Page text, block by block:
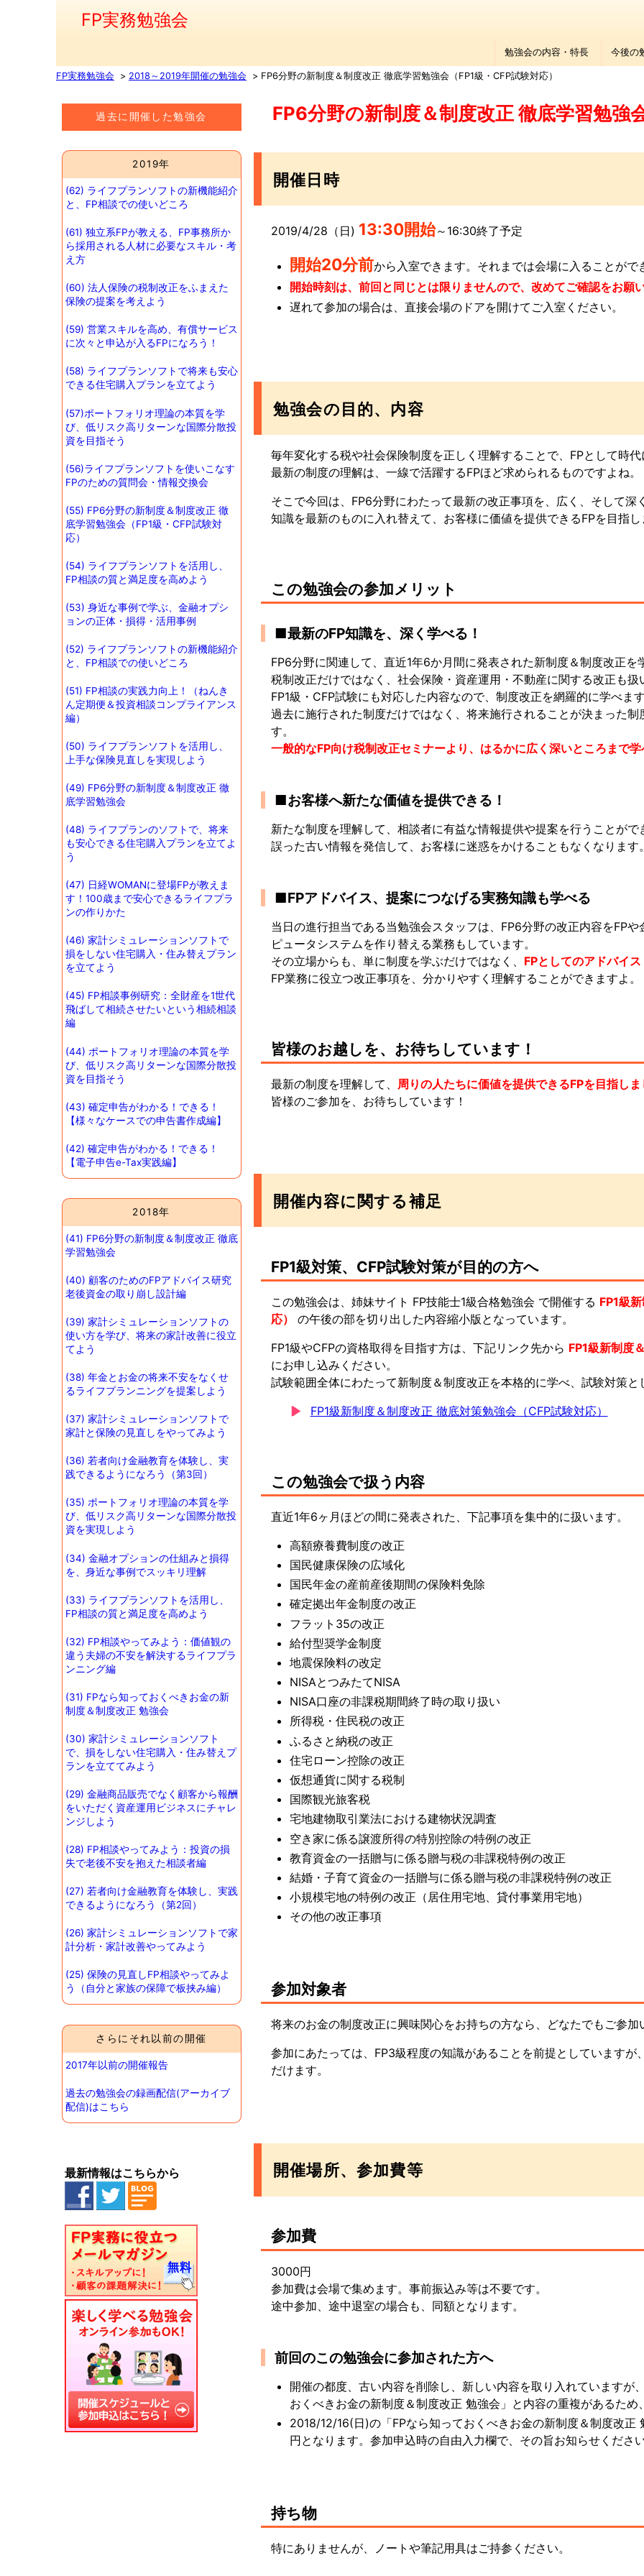
FP実務勉強会
勉強会の内容・特長 今後の
FP実務勉強会 2018～2019年開催の勉強会 FP6分野の新制度＆制度改正 徹底学習勉強会（FP1級・CFP試験対応）
過去に開催した勉強会
2019年
(62) ライフプランソフトの新機能紹介
と、FP相談での使いどころ
(61) 独立系FPが教える、FP事務所か
ら採用される人材に必要なスキル・考
え方
(60) 法人保険の税制改正をふまえた
保険の提案を考えよう
(59) 営業スキルを高め、有償サービス
に次々と申込が入るFPになろう！
(58) ライフプランソフトで将来も安心
できる住宅購入プランを立てよう
(57)ポートフォリオ理論の本質を学
び、低リスク高リターンな国際分散投
資を目指そう
(56)ライフプランソフトを使いこなす
FPのための質問会・情報交換会
(55) FP6分野の新制度＆制度改正 徹
底学習勉強会（FP1級・CFP試験対
応）
(54) ライフプランソフトを活用し、
FP相談の質と満足度を高めよう
(53) 身近な事例で学ぶ、金融オプシ
ョンの正体・損得・活用事例
(52) ライフプランソフトの新機能紹介
と、FP相談での使いどころ
(51) FP相談の実践力向上！（ねんき
ん定期便＆投資相談コンプライアンス
編）
(50) ライフプランソフトを活用し、
上手な保険見直しを実現しよう
(49) FP6分野の新制度＆制度改正 徹
底学習勉強会
(48) ライフプランのソフトで、将来
も安心できる住宅購入プランを立てよ
う
(47) 日経WOMANに登場FPが教えま
す！100歳まで安心できるライフプラ
ンの作りかた
(46) 家計シミュレーションソフトで
損をしない住宅購入・住み替えプラン
を立てよう
(45) FP相談事例研究：全財産を1世代
飛ばして相続させたいという相続相談
編
(44) ポートフォリオ理論の本質を学
び、低リスク高リターンな国際分散投
資を目指そう
(43) 確定申告がわかる！できる！
【様々なケースでの申告書作成編】
(42) 確定申告がわかる！できる！
【電子申告e-Tax実践編】
2018年
(41) FP6分野の新制度＆制度改正 徹底
学習勉強会
(40) 顧客のためのFPアドバイス研究
老後資金の取り崩し設計編
(39) 家計シミュレーションソフトの
使い方を学び、将来の家計改善に役立
てよう
(38) 年金とお金の将来不安をなくせ
るライフプランニングを提案しよう
(37) 家計シミュレーションソフトで
家計と保険の見直しをやってみよう
(36) 若者向け金融教育を体験し、実
践できるようになろう（第3回）
(35) ポートフォリオ理論の本質を学
び、低リスク高リターンな国際分散投
資を実現しよう
(34) 金融オプションの仕組みと損得
を、身近な事例でスッキリ理解
(33) ライフプランソフトを活用し、
FP相談の質と満足度を高めよう
(32) FP相談やってみよう：価値観の
違う夫婦の不安を解決するライフプラ
ンニング編
(31) FPなら知っておくべきお金の新
制度＆制度改正 勉強会
(30) 家計シミュレーションソフト
で、損をしない住宅購入・住み替えプ
ランを立ててみよう
(29) 金融商品販売でなく顧客から報酬
をいただく資産運用ビジネスにチャレ
ンジしよう
(28) FP相談やってみよう：投資の損
失で老後不安を抱えた相談者編
(27) 若者向け金融教育を体験し、実践
できるようになろう（第2回）
(26) 家計シミュレーションソフトで家
計分析・家計改善やってみよう
(25) 保険の見直しFP相談やってみよ
う（自分と家族の保障で板挟み編）
さらにそれ以前の開催
2017年以前の開催報告
過去の勉強会の録画配信(アーカイブ
配信)はこちら
最新情報はこちらから
FP6分野の新制度＆制度改正 徹底学習勉強
開催日時
2019/4/28（日) 13:30開始～16:30終了予定
開始20分前から入室できます。それまでは会場に入ることがで
開始時刻は、前回と同じとは限りませんので、改めてご確認をお願
遅れて参加の場合は、直接会場のドアを開けてご入室ください。
勉強会の目的、内容
毎年変化する税や社会保険制度を正しく理解することで、FPとして時
最新の制度の理解は、一線で活躍するFPほど求められるものですよね。
そこで今回は、FP6分野にわたって最新の改正事項を、広く、そして深
知識を最新のものに入れ替えて、お客様に価値を提供できるFPを目指
この勉強会の参加メリット
■最新のFP知識を、深く学べる！
FP6分野に関連して、直近1年6か月間に発表された新制度＆制度改正を
税制改正だけではなく、社会保険・資産運用・不動産に関する改正も扱
FP1級・CFP試験にも対応した内容なので、制度改正を網羅的に学べま
過去に施行された制度だけではなく、将来施行されることが決まった
す。
一般的なFP向け税制改正セミナーより、はるかに広く深いところまで学
■お客様へ新たな価値を提供できる！
新たな制度を理解して、相談者に有益な情報提供や提案を行うことがで
誤った古い情報を発信して、お客様に迷惑をかけることもなくなります
■FPアドバイス、提案につなげる実務知識も学べる
当日の進行担当である当勉強会スタッフは、FP6分野の改正内容をFP
ピュータシステムを作り替える業務もしています。
その立場からも、単に制度を学ぶだけではなく、 FPとしてのアドバイ
FP業務に役立つ改正事項を、分かりやすく理解することができますよ。
皆様のお越しを、お待ちしています！
最新の制度を理解して、 周りの人たちに価値を提供できるFPを目指し
皆様のご参加を、お待ちしています！
開催内容に関する補足
FP1級対策、CFP試験対策が目的の方へ
この勉強会は、姉妹サイト FP技能士1級合格勉強会 で開催する FP1級
応）
の午後の部を切り出した内容縮小版となっています。
FP1級やCFPの資格取得を目指す方は、下記リンク先から FP1級新制度
にお申し込みください。
試験範囲全体にわたって新制度＆制度改正を本格的に学べ、試験対策
FP1級新制度＆制度改正 徹底対策勉強会（CFP試験対応）
この勉強会で扱う内容
直近1年6ヶ月ほどの間に発表された、下記事項を集中的に扱います。
高額療養費制度の改正
国民健康保険の広域化
国民年金の産前産後期間の保険料免除
確定拠出年金制度の改正
フラット35の改正
給付型奨学金制度
地震保険料の改定
NISAとつみたてNISA
NISA口座の非課税期間終了時の取り扱い
所得税・住民税の改正
ふるさと納税の改正
住宅ローン控除の改正
仮想通貨に関する税制
国際観光旅客税
宅地建物取引業法における建物状況調査
空き家に係る譲渡所得の特別控除の特例の改正
教育資金の一括贈与に係る贈与税の非課税特例の改正
結婚・子育て資金の一括贈与に係る贈与税の非課税特例の改正
小規模宅地の特例の改正（居住用宅地、貸付事業用宅地）
その他の改正事項
参加対象者
将来のお金の制度改正に興味関心をお持ちの方なら、どなたでもご参加
参加にあたっては、FP3級程度の知識があることを前提としています
だけます。
開催場所、参加費等
参加費
3000円
参加費は会場で集めます。事前振込み等は不要です。
途中参加、途中退室の場合も、同額となります。
前回のこの勉強会に参加された方へ
開催の都度、古い内容を削除し、新しい内容を取り入れています
おくべきお金の新制度＆制度改正 勉強会」と内容の重複があるた
2018/12/16(日)の「FPなら知っておくべきお金の新制度＆制度改
円となります。参加申込時の自由入力欄で、その旨お知らせくださ
持ち物
特にありませんが、ノートや筆記用具はご持参ください。